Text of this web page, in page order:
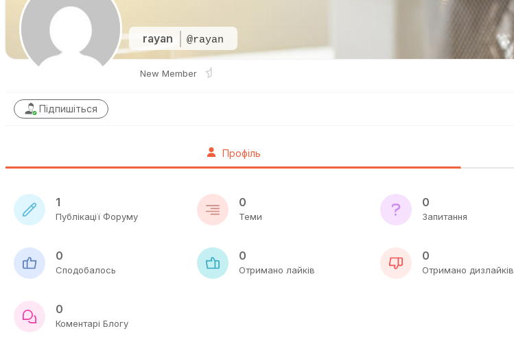
rayan @rayan
New Member
Підпишіться
Профіль
1
Публікації Форуму
0
Теми
0
Запитання
0
Сподобалось
0
Отримано лайків
0
Отримано дизлайків
0
Коментарі Блогу